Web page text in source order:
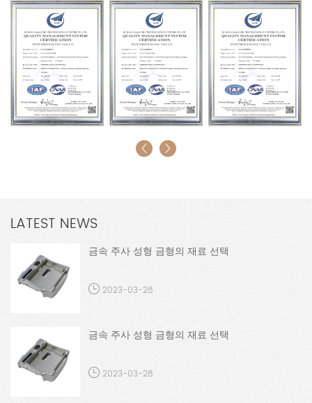
LATEST NEWS
금속 주사 성형 금형의 재료 선택
2023-03-28
금속 주사 성형 금형의 재료 선택
2023-03-28